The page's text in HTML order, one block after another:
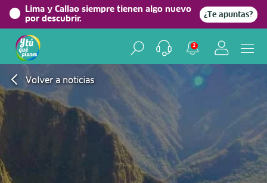
Lima y Callao siempre tienen algo nuevo
por descubrir.
¿Te apuntas?
2
Volver a noticias